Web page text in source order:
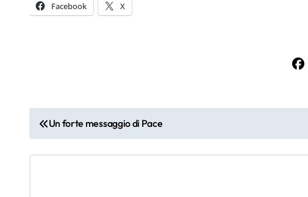
Facebook X
N
a
Un forte messaggio di Pace